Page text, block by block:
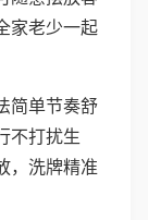
家老少一起
简单节奏舒
不打扰生
，洗牌精准